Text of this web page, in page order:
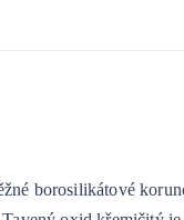
borosilikátové